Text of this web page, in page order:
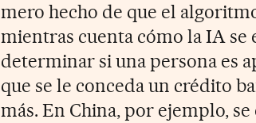
mero hecho de que el
mientras cuenta cómo la IA se
determinar si una persona es
que se le conceda un crédito
más. En China, por ejemplo,